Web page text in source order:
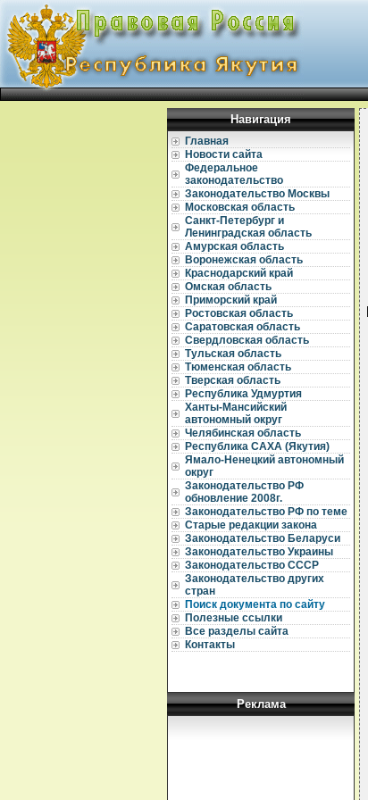
Навигация
Главная
Новости сайта
Федеральное
законодательство
Законодательство Москвы
Московская область
Санкт-Петербург и
Ленинградская область
Амурская область
Воронежская область
Краснодарский край
Омская область
Приморский край
Ростовская область
Саратовская область
Свердловская область
Тульская область
Тюменская область
Тверская область
Республика Удмуртия
Ханты-Мансийский
автономный округ
Челябинская область
Республика САХА (Якутия)
Ямало-Ненецкий автономный
округ
Законодательство РФ
обновление 2008г.
Законодательство РФ по теме
Старые редакции закона
Законодательство Беларуси
Законодательство Украины
Законодательство СССР
Законодательство других
стран
Поиск документа по сайту
Полезные ссылки
Все разделы сайта
Контакты
Реклама